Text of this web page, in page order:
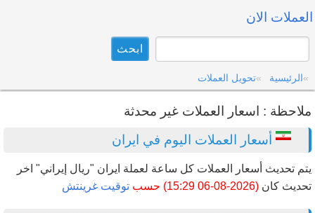
العملات الان
الرئيسية تحويل العملات
ملاحظة : اسعار العملات غير محدثة
أسعار العملات اليوم في ايران
يتم تحديث أسعار العملات كل ساعة لعملة ايران "ريال إيراني" اخر
تحديث كان (2026-08-06 15:29) حسب توقيت غرينتش